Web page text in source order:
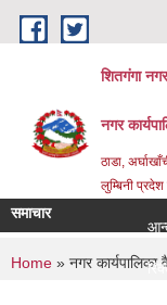
Skip to main content
शितगंगा
नगर
ठाडा,
लुम्बिनी
समाचार
रिक्त
You are
Home » नगर